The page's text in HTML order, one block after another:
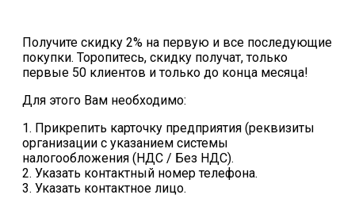
Получите скидку 2% на первую и все последующие
покупки. Торопитесь, скидку получат, только
первые 50 клиентов и только до конца месяца!
Для этого Вам необходимо:
1. Прикрепить карточку предприятия (реквизиты
организации с указанием системы
налогообложения (НДС / Без НДС).
2. Указать контактный номер телефона.
3. Указать контактное лицо.